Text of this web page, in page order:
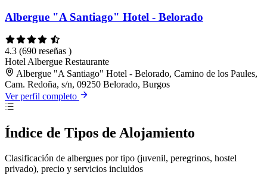
Albergue "A Santiago" Hotel - Belorado
4.3 (690 reseñas )
Hotel Albergue Restaurante
Albergue "A Santiago" Hotel - Belorado, Camino de los Paules,
Cam. Redoña, s/n, 09250 Belorado, Burgos
Ver perfil completo
Índice de Tipos de Alojamiento
Clasificación de albergues por tipo (juvenil, peregrinos, hostel
privado), precio y servicios incluidos